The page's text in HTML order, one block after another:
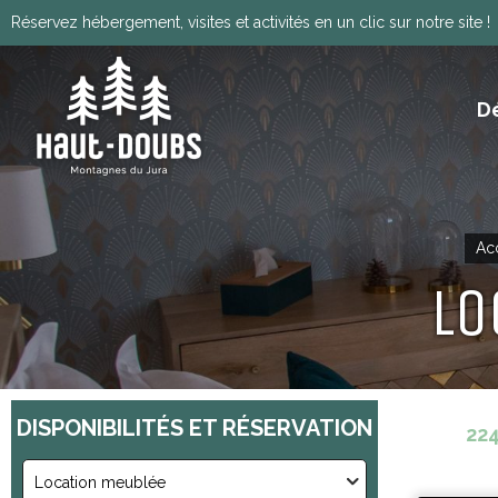
Réservez hébergement, visites et activités en un clic sur notre site !
DISPONIBILITÉS ET RÉSERVATION 224